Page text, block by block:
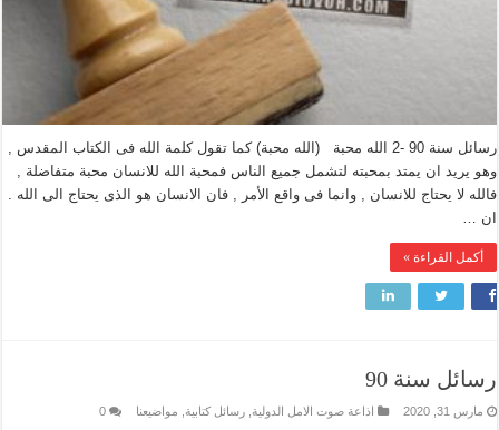
رسائل سنة 90 -2 الله محبة (الله محبة) كما تقول كلمة الله فى الكتاب المقدس ,
وهو يريد ان يمتد بمحبته لتشمل جميع الناس فمحبة الله للانسان محبة متفاضلة ,
فالله لا يحتاج للانسان , وانما فى واقع الأمر , فان الانسان هو الذى يحتاج الى الله .
ان …
أكمل القراءة »
رسائل سنة 90
مارس 31, 2020 اذاعة صوت الامل الدولية ,رسائل كتابية مواضيعنا 0